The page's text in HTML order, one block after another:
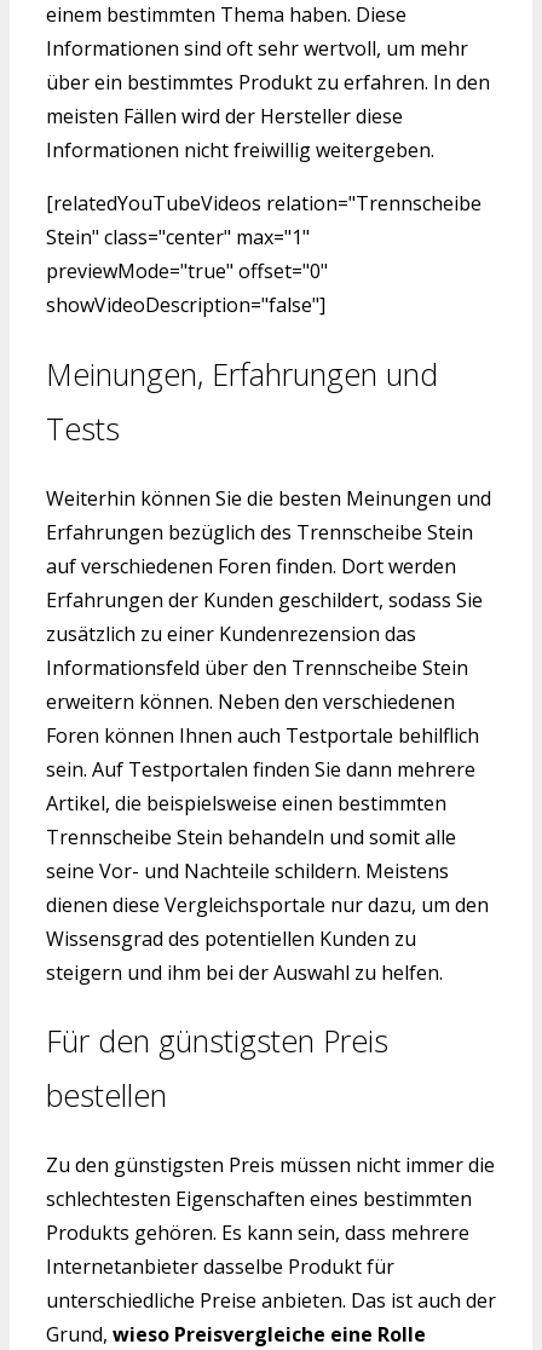
einem bestimmten Thema haben. Diese
Informationen sind oft sehr wertvoll, um mehr
über ein bestimmtes Produkt zu erfahren. In den
meisten Fällen wird der Hersteller diese
Informationen nicht freiwillig weitergeben.
[relatedYouTubeVideos relation="Trennscheibe
Stein" class="center" max="1"
previewMode="true" offset="0"
showVideoDescription="false"]
Meinungen, Erfahrungen und
Tests
Weiterhin können Sie die besten Meinungen und
Erfahrungen bezüglich des Trennscheibe Stein
auf verschiedenen Foren finden. Dort werden
Erfahrungen der Kunden geschildert, sodass Sie
zusätzlich zu einer Kundenrezension das
Informationsfeld über den Trennscheibe Stein
erweitern können. Neben den verschiedenen
Foren können Ihnen auch Testportale behilflich
sein. Auf Testportalen finden Sie dann mehrere
Artikel, die beispielsweise einen bestimmten
Trennscheibe Stein behandeln und somit alle
seine Vor- und Nachteile schildern. Meistens
dienen diese Vergleichsportale nur dazu, um den
Wissensgrad des potentiellen Kunden zu
steigern und ihm bei der Auswahl zu helfen.
Für den günstigsten Preis
bestellen
Zu den günstigsten Preis müssen nicht immer die
schlechtesten Eigenschaften eines bestimmten
Produkts gehören. Es kann sein, dass mehrere
Internetanbieter dasselbe Produkt für
unterschiedliche Preise anbieten. Das ist auch der
Grund, wieso Preisvergleiche eine Rolle